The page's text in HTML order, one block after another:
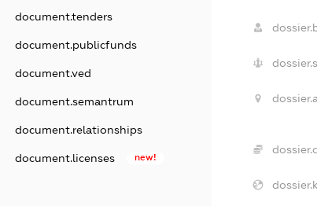
document.tenders
document.publicfunds
document.ved
document.semantrum
document.relationships
document.licenses new!